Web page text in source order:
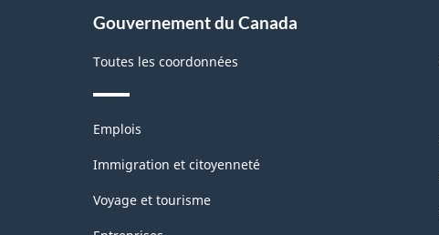
Gouvernement du Canada
Toutes les coordonnées
Thèmes
sujets
Emplois
Immigration et citoyenneté
Voyage et tourisme